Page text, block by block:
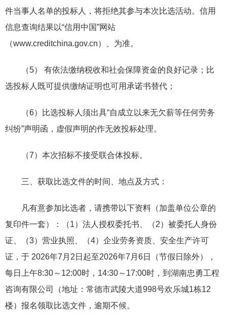
件当事人名单的投标人，将拒绝其参与本次比选活动。信用
信息查询结果以“信用中国”网站
（www.creditchina.gov.cn）、为准。
（5） 有依法缴纳税收和社会保障资金的良好记录；比
选投标人既可提供缴纳证明也可用承诺书替代；
（6）比选投标人须出具“自成立以来无欠薪等任何劳务
纠纷”声明函，虚假声明的作无效投标处理。
（7）本次招标不接受联合体投标。
三、获取比选文件的时间、地点及方式：
凡有意参加比选者，请携带以下资料（加盖单位公章的
复印件一套）：（1）法人授权委托书、（2）被委托人身份
证、（3）营业执照、（4）企业劳务资质、安全生产许可
证，于 2026年7月2日起至2026年7月6日（节假日除外），
每日上午8:30～12:00时，14:30～17:00时，到湖南忠勇工程
咨询有限公司（地址：常德市武陵大道998号欢乐城1栋12
楼）报名领取比选文件，逾期不候。